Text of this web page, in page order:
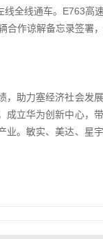
全线通车。E763高
合作谅解备忘录签署
助力塞经济社会发
立华为创新中心，
。敏实、美达、星